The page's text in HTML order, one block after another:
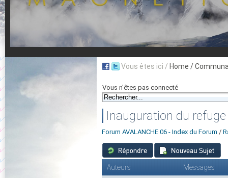
Vous êtes ici / Home /
Vous n'êtes pas connecté
Inauguration du
Forum AVALANCHE 06 - Index du Forum /
Auteurs Messages